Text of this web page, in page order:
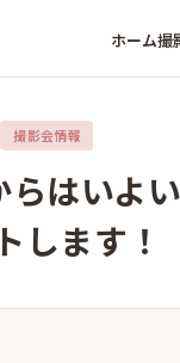
ホーム撮
撮影会情報
らはいよ
します！